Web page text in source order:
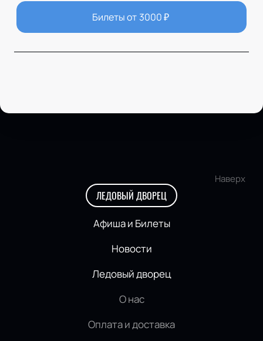
Билеты от 3000₽
Наверх
ЛЕДОВЫЙ ДВОРЕЦ
Афиша и Билеты
Новости
Ледовый дворец
О нас
Оплата и доставка